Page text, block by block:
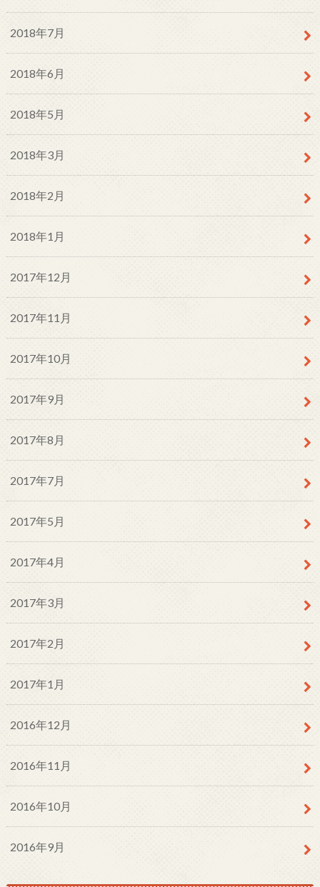
2018年7月
2018年6月
2018年5月
2018年3月
2018年2月
2018年1月
2017年12月
2017年11月
2017年10月
2017年9月
2017年8月
2017年7月
2017年5月
2017年4月
2017年3月
2017年2月
2017年1月
2016年12月
2016年11月
2016年10月
2016年9月